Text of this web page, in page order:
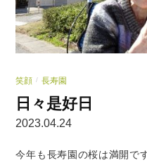
笑顔 / 長寿園
日々是好日
2023.04.24
今年も長寿園の桜は満開